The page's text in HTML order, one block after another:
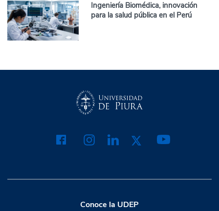
Ingeniería Biomédica, innovación
para la salud pública en el Perú
Conoce la UDEP